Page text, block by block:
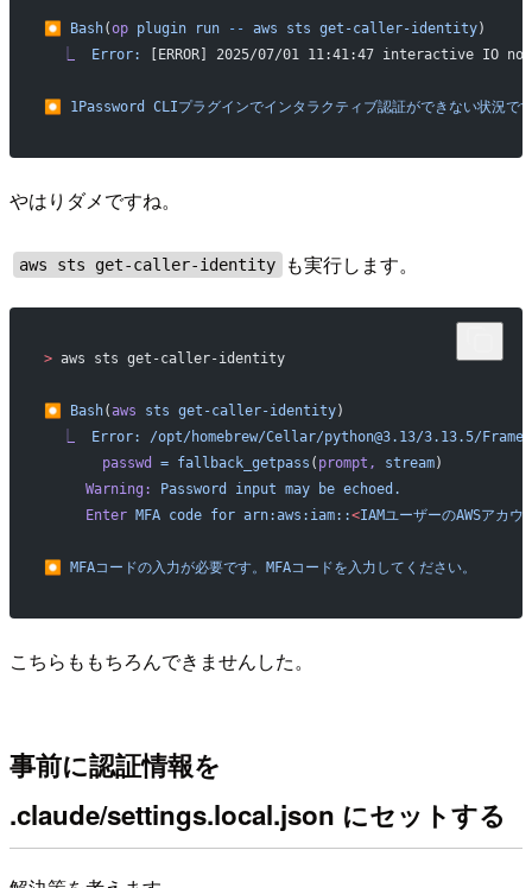
⏺ Bash(op plugin run -- aws sts get-caller-identity)
Error: [ERROR] 2025/07/01 11:41:47 interactive IO
⏺ 1Password CLIプラグインでインタラクティブ認証ができない状況で
やはりダメですね。
aws sts get-caller-identity も実行します。
> aws sts get-caller-identity
⏺ Bash(aws sts get-caller-identity)
Error:
/opt/homebrew/Cellar/python@3.13/3.13.5/
       passwd
= fallback_getpass ( prompt, stream)
     Warning:
Password input may be echoed.
     Enter
MFA code for arn:aws:iam::<IAMユーザーのAWSアカウ
⏺ MFAコードの入力が必要です。MFAコードを入力してください。
こちらももちろんできませんした。
事前に認証情報を
.claude/settings.local.json にセットする